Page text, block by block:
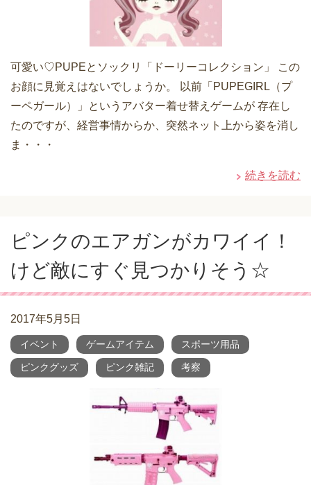
可愛い♡PUPEとソックリ「ドーリーコレクション」 この
お顔に見覚えはないでしょうか。 以前「PUPEGIRL（プ
ーペガール）」というアバター着せ替えゲームが 存在し
たのですが、経営事情からか、突然ネット上から姿を消し
ま・・・
続きを読む
ピンクのエアガンがカワイイ！
けど敵にすぐ見つかりそう☆
2017年5月5日
イベント ゲームアイテム スポーツ用品
ピンクグッズ ピンク雑記 考察